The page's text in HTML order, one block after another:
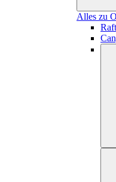
Alles zu